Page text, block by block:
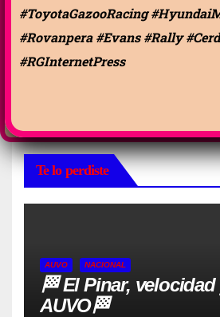
#ToyotaGazooRacing
#Rovanpera #Evans #Rally
#RGInternetPress
Te lo perdiste
AUVO NACIONAL
🏁 El Pinar,
AUVO🏁